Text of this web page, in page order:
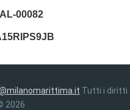
00082
Tutti i diritti
2026